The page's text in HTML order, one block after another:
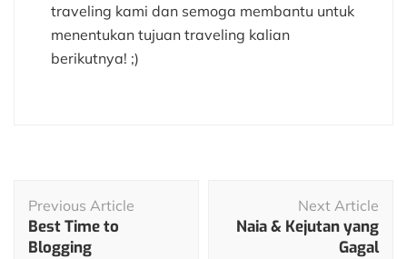
traveling kami dan semoga membantu untuk
menentukan tujuan traveling kalian
berikutnya! ;)
Navigation
Previous Article
Best Time to
Blogging
Next Article
Naia & Kejutan yang
Gagal